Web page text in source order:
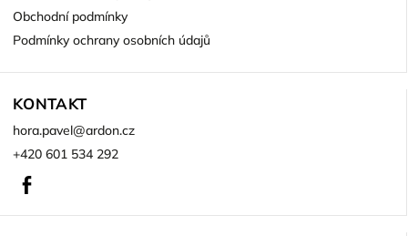
Obchodní podmínky
Podmínky ochrany osobních údajů
KONTAKT
hora.pavel@ardon.cz
+420 601 534 292